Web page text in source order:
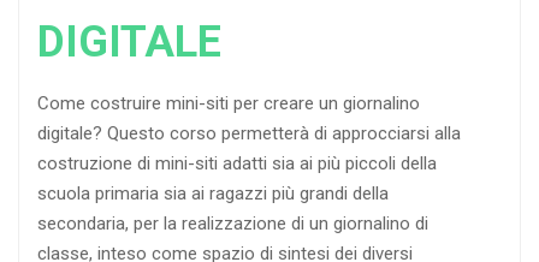
DIGITALE
Come costruire mini-siti per creare un giornalino
digitale? Questo corso permetterà di approcciarsi alla
costruzione di mini-siti adatti sia ai più piccoli della
scuola primaria sia ai ragazzi più grandi della
secondaria, per la realizzazione di un giornalino di
classe, inteso come spazio di sintesi dei diversi